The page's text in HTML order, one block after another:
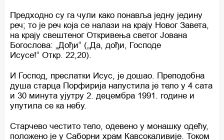
Предходно су га чули како понавља једну једину
реч; то је реч која се налази на крају Новог Завета,
на крају свештеног Откривења светог Јована
Богослова: „Дођи“ („Да, дођи, Господе
Исусе!“ Откр. 22,20).
И Господ, преслатки Исус, је дошао. Преподобна
душа старца Порфирија напустила је тело у 4 сата
и 30 минута ујутру 2. децембра 1991. године и
упутила се ка небу.
Старчево честито тело, одевено у монашку одећу,
положено је у Саборни храм Кавсокаливије. Током